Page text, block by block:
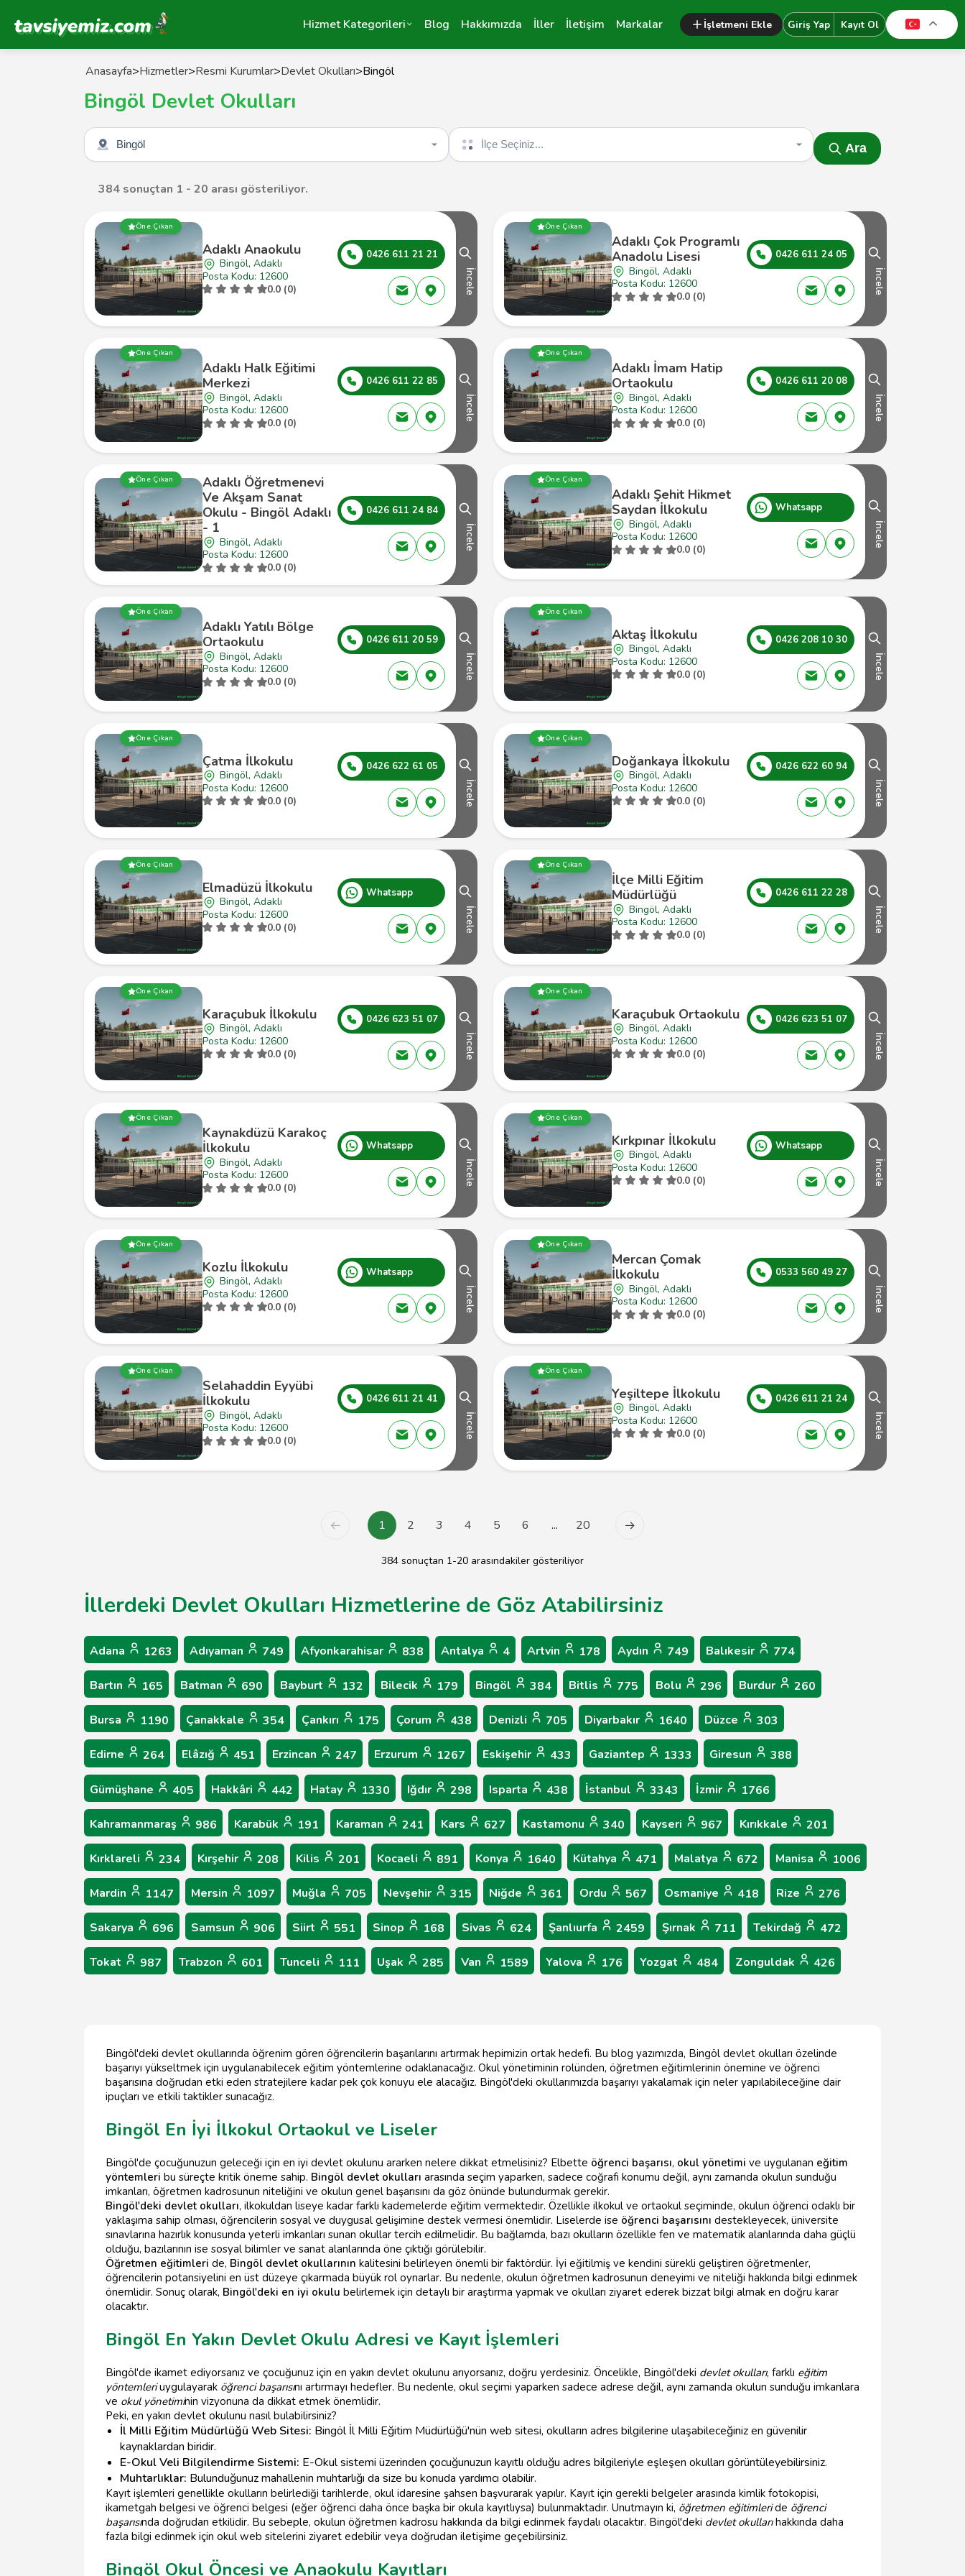
Tavsiyemiz Anasayfa Hizmet Kategorileri Blog Hakkımızda İller İletişim Markalar İşletmeni Ekle Giriş Yap Kayıt Ol
Anasayfa>Hizmetler>Resmi Kurumlar>Devlet Okulları>Bingöl
Bingöl Devlet Okulları
Şehir seçin İlçe seçin
Ara
384 sonuçtan 1 - 20 arası gösteriliyor.
Öne Çıkan
Adaklı Anaokulu
Bingöl, Adaklı
Posta Kodu: 12600
0.0 (0)
0426 611 21 21
İncele
Öne Çıkan
Adaklı Çok Programlı
Anadolu Lisesi
Bingöl, Adaklı
Posta Kodu: 12600
0.0 (0)
0426 611 24 05
İncele
Öne Çıkan
Adaklı Halk Eğitimi
Merkezi
Bingöl, Adaklı
Posta Kodu: 12600
0.0 (0)
0426 611 22 85
İncele
Öne Çıkan
Adaklı İmam Hatip
Ortaokulu
Bingöl, Adaklı
Posta Kodu: 12600
0.0 (0)
0426 611 20 08
İncele
Öne Çıkan
Adaklı Öğretmenevi
Ve Akşam Sanat
Okulu - Bingöl Adaklı
- 1
Bingöl, Adaklı
Posta Kodu: 12600
0.0 (0)
0426 611 24 84
İncele
Öne Çıkan
Adaklı Şehit Hikmet
Saydan İlkokulu
Bingöl, Adaklı
Posta Kodu: 12600
0.0 (0)
Whatsapp
İncele
Öne Çıkan
Adaklı Yatılı Bölge
Ortaokulu
Bingöl, Adaklı
Posta Kodu: 12600
0.0 (0)
0426 611 20 59
İncele
Öne Çıkan
Aktaş İlkokulu
Bingöl, Adaklı
Posta Kodu: 12600
0.0 (0)
0426 208 10 30
İncele
Öne Çıkan
Çatma İlkokulu
Bingöl, Adaklı
Posta Kodu: 12600
0.0 (0)
0426 622 61 05
İncele
Öne Çıkan
Doğankaya İlkokulu
Bingöl, Adaklı
Posta Kodu: 12600
0.0 (0)
0426 622 60 94
İncele
Öne Çıkan
Elmadüzü İlkokulu
Bingöl, Adaklı
Posta Kodu: 12600
0.0 (0)
Whatsapp
İncele
Öne Çıkan
İlçe Milli Eğitim
Müdürlüğü
Bingöl, Adaklı
Posta Kodu: 12600
0.0 (0)
0426 611 22 28
İncele
Öne Çıkan
Karaçubuk İlkokulu
Bingöl, Adaklı
Posta Kodu: 12600
0.0 (0)
0426 623 51 07
İncele
Öne Çıkan
Karaçubuk Ortaokulu
Bingöl, Adaklı
Posta Kodu: 12600
0.0 (0)
0426 623 51 07
İncele
Öne Çıkan
Kaynakdüzü Karakoç
İlkokulu
Bingöl, Adaklı
Posta Kodu: 12600
0.0 (0)
Whatsapp
İncele
Öne Çıkan
Kırkpınar İlkokulu
Bingöl, Adaklı
Posta Kodu: 12600
0.0 (0)
Whatsapp
İncele
Öne Çıkan
Kozlu İlkokulu
Bingöl, Adaklı
Posta Kodu: 12600
0.0 (0)
Whatsapp
İncele
Öne Çıkan
Mercan Çomak
İlkokulu
Bingöl, Adaklı
Posta Kodu: 12600
0.0 (0)
0533 560 49 27
İncele
Öne Çıkan
Selahaddin Eyyübi
İlkokulu
Bingöl, Adaklı
Posta Kodu: 12600
0.0 (0)
0426 611 21 41
İncele
Öne Çıkan
Yeşiltepe İlkokulu
Bingöl, Adaklı
Posta Kodu: 12600
0.0 (0)
0426 611 21 24
İncele
1 2 3 4 5 6 ... 20
384 sonuçtan 1-20 arasındakiler gösteriliyor
İllerdeki Devlet Okulları Hizmetlerine de Göz Atabilirsiniz
Adana 1263 Adıyaman 749 Afyonkarahisar 838 Antalya 4 Artvin 178 Aydın 749 Balıkesir 774
Bartın 165 Batman 690 Bayburt 132 Bilecik 179 Bingöl 384 Bitlis 775 Bolu 296 Burdur 260
Bursa 1190 Çanakkale 354 Çankırı 175 Çorum 438 Denizli 705 Diyarbakır 1640 Düzce 303
Edirne 264 Elâzığ 451 Erzincan 247 Erzurum 1267 Eskişehir 433 Gaziantep 1333 Giresun 388
Gümüşhane 405 Hakkâri 442 Hatay 1330 Iğdır 298 Isparta 438 İstanbul 3343 İzmir 1766
Kahramanmaraş 986 Karabük 191 Karaman 241 Kars 627 Kastamonu 340 Kayseri 967 Kırıkkale 201
Kırklareli 234 Kırşehir 208 Kilis 201 Kocaeli 891 Konya 1640 Kütahya 471 Malatya 672 Manisa 1006
Mardin 1147 Mersin 1097 Muğla 705 Nevşehir 315 Niğde 361 Ordu 567 Osmaniye 418 Rize 276
Sakarya 696 Samsun 906 Siirt 551 Sinop 168 Sivas 624 Şanlıurfa 2459 Şırnak 711 Tekirdağ 472
Tokat 987 Trabzon 601 Tunceli 111 Uşak 285 Van 1589 Yalova 176 Yozgat 484 Zonguldak 426
Bingöl'deki devlet okullarında öğrenim gören öğrencilerin başarılarını artırmak hepimizin ortak hedefi. Bu blog yazımızda, Bingöl devlet okulları özelinde
başarıyı yükseltmek için uygulanabilecek eğitim yöntemlerine odaklanacağız. Okul yönetiminin rolünden, öğretmen eğitimlerinin önemine ve öğrenci
başarısına doğrudan etki eden stratejilere kadar pek çok konuyu ele alacağız. Bingöl'deki okullarımızda başarıyı yakalamak için neler yapılabileceğine dair
ipuçları ve etkili taktikler sunacağız.
Bingöl En İyi İlkokul Ortaokul ve Liseler
Bingöl'de çocuğunuzun geleceği için en iyi devlet okulunu ararken nelere dikkat etmelisiniz? Elbette öğrenci başarısı, okul yönetimi ve uygulanan eğitim
yöntemleri bu süreçte kritik öneme sahip. Bingöl devlet okulları arasında seçim yaparken, sadece coğrafi konumu değil, aynı zamanda okulun sunduğu
imkanları, öğretmen kadrosunun niteliğini ve okulun genel başarısını da göz önünde bulundurmak gerekir.
Bingöl'deki devlet okulları, ilkokuldan liseye kadar farklı kademelerde eğitim vermektedir. Özellikle ilkokul ve ortaokul seçiminde, okulun öğrenci odaklı bir
yaklaşıma sahip olması, öğrencilerin sosyal ve duygusal gelişimine destek vermesi önemlidir. Liselerde ise öğrenci başarısını destekleyecek, üniversite
sınavlarına hazırlık konusunda yeterli imkanları sunan okullar tercih edilmelidir. Bu bağlamda, bazı okulların özellikle fen ve matematik alanlarında daha güçlü
olduğu, bazılarının ise sosyal bilimler ve sanat alanlarında öne çıktığı görülebilir.
Öğretmen eğitimleri de, Bingöl devlet okullarının kalitesini belirleyen önemli bir faktördür. İyi eğitilmiş ve kendini sürekli geliştiren öğretmenler,
öğrencilerin potansiyelini en üst düzeye çıkarmada büyük rol oynarlar. Bu nedenle, okulun öğretmen kadrosunun deneyimi ve niteliği hakkında bilgi edinmek
önemlidir. Sonuç olarak, Bingöl'deki en iyi okulu belirlemek için detaylı bir araştırma yapmak ve okulları ziyaret ederek bizzat bilgi almak en doğru karar
olacaktır.
Bingöl En Yakın Devlet Okulu Adresi ve Kayıt İşlemleri
Bingöl'de ikamet ediyorsanız ve çocuğunuz için en yakın devlet okulunu arıyorsanız, doğru yerdesiniz. Öncelikle, Bingöl'deki devlet okulları, farklı eğitim
yöntemleriuygulayarak öğrenci başarısını artırmayı hedefler. Bu nedenle, okul seçimi yaparken sadece adrese değil, aynı zamanda okulun sunduğu imkanlara
ve okul yönetiminin vizyonuna da dikkat etmek önemlidir.
Peki, en yakın devlet okulunu nasıl bulabilirsiniz?
İl Milli Eğitim Müdürlüğü Web Sitesi: Bingöl İl Milli Eğitim Müdürlüğü'nün web sitesi, okulların adres bilgilerine ulaşabileceğiniz en güvenilir
kaynaklardan biridir.
E-Okul Veli Bilgilendirme Sistemi: E-Okul sistemi üzerinden çocuğunuzun kayıtlı olduğu adres bilgileriyle eşleşen okulları görüntüleyebilirsiniz.
Muhtarlıklar: Bulunduğunuz mahallenin muhtarlığı da size bu konuda yardımcı olabilir.
Kayıt işlemleri genellikle okulların belirlediği tarihlerde, okul idaresine şahsen başvurarak yapılır. Kayıt için gerekli belgeler arasında kimlik fotokopisi,
ikametgah belgesi ve öğrenci belgesi (eğer öğrenci daha önce başka bir okula kayıtlıysa) bulunmaktadır. Unutmayın ki, öğretmen eğitimleride öğrenci
başarısında doğrudan etkilidir. Bu sebeple, okulun öğretmen kadrosu hakkında da bilgi edinmek faydalı olacaktır. Bingöl'deki devlet okullarıhakkında daha
fazla bilgi edinmek için okul web sitelerini ziyaret edebilir veya doğrudan iletişime geçebilirsiniz.
Bingöl Okul Öncesi ve Anaokulu Kayıtları